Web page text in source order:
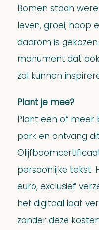
Bomen staan
leven, groei, hoop
daarom is
monument dat
zal kunnen
Plant je mee?
Plant een of meer
park en ontvang
persoonlijke tekst.
euro, exclusief
het digitaal laat
zonder deze